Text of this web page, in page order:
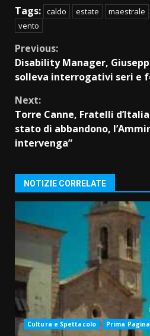
Tags: caldo estate maestrale
vento
Continue
Reading
Previous:
Disability Manager,
solleva interrogativi seri e
Next:
Torre Canne, Fratelli
stato di abbandono,
intervenga”
NOTIZIE CORRELATE
Cultura e Spettacolo Prima Pagina